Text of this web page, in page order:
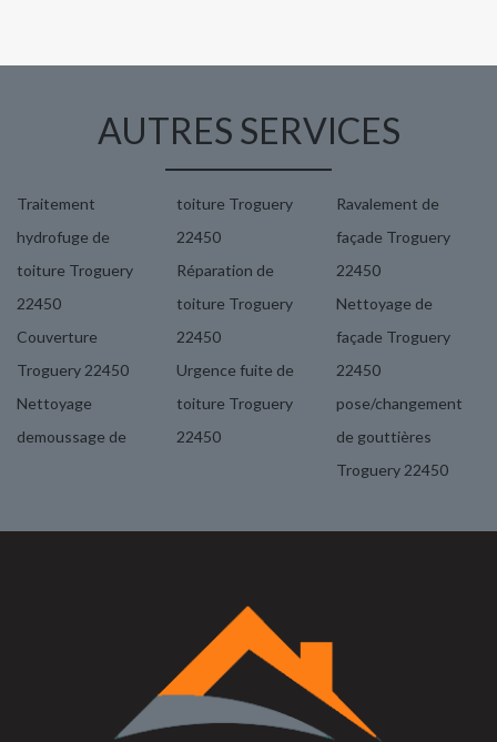
AUTRES SERVICES
Traitement
hydrofuge de
toiture Troguery
22450
Couverture
Troguery 22450
Nettoyage
demoussage de
toiture Troguery
22450
Réparation de
toiture Troguery
22450
Urgence fuite de
toiture Troguery
22450
Ravalement de
façade Troguery
22450
Nettoyage de
façade Troguery
22450
pose/changement
de gouttières
Troguery 22450